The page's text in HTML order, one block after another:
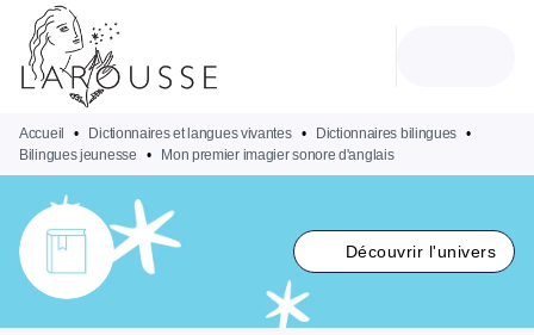
MENU
PIED DE PAGE
Accueil • Dictionnaires et langues vivantes • Dictionnaires bilingues •
Bilingues jeunesse
• Mon premier imagier sonore d'anglais
Découvrir l'univers